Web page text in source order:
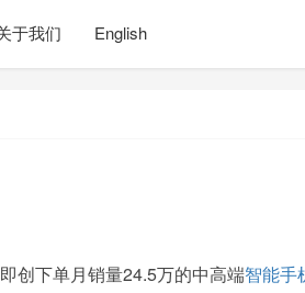
于我们 English
创下单月销量24.5万的中高端智能手